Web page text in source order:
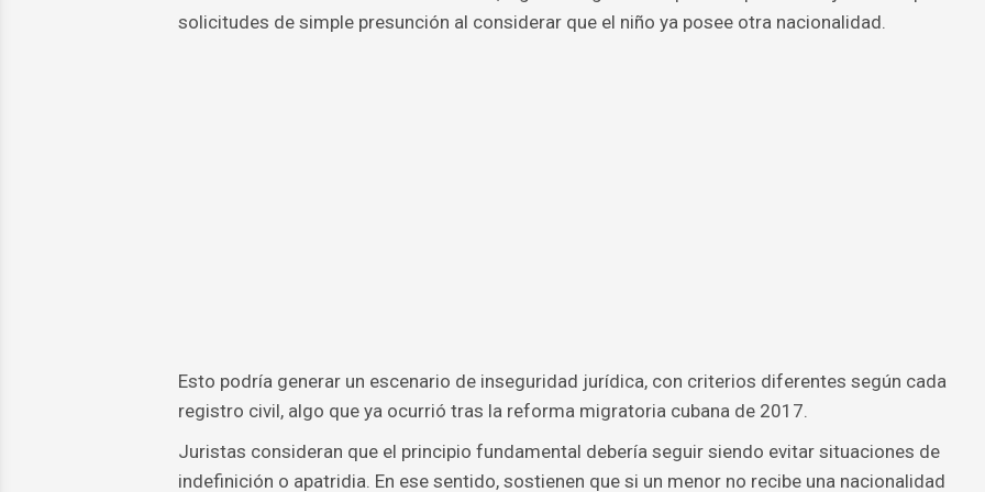
solicitudes de simple presunción al considerar que el niño ya posee otra nacionalidad.
Esto podría generar un escenario de inseguridad jurídica, con criterios diferentes según cada
registro civil, algo que ya ocurrió tras la reforma migratoria cubana de 2017.
Juristas consideran que el principio fundamental debería seguir siendo evitar situaciones de
indefinición o apatridia. En ese sentido, sostienen que si un menor no recibe una nacionalidad